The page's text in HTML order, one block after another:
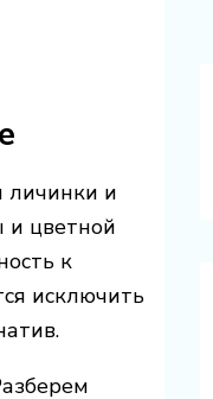
личинки и
и цветной
к
исключить